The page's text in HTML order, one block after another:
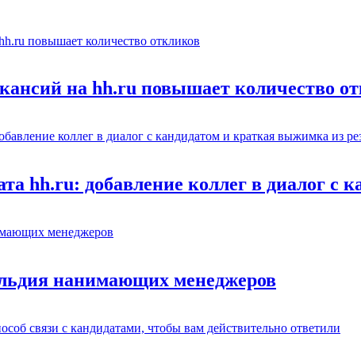
на hh.ru повышает количество
hh.ru: добавление коллег в диалог с
нанимающих менеджеров